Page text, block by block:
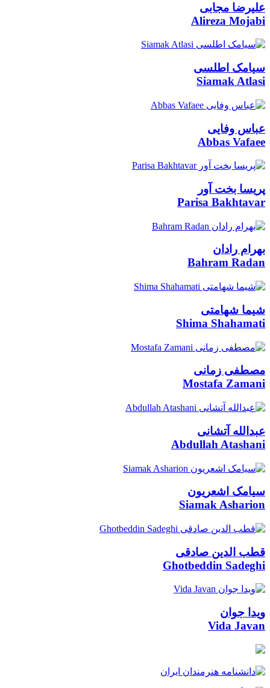
علیرضا مجابی
Alireza Mojabi
سیامک اطلسی
Siamak Atlasi
عباس وفایی
Abbas Vafaee
پریسا بخت آور
Parisa Bakhtavar
بهرام رادان
Bahram Radan
شیما شهامتی
Shima Shahamati
مصطفی زمانی
Mostafa Zamani
عبدالله آتشانی
Abdullah Atashani
سیامک اشعریون
Siamak Asharion
قطب الدین صادقی
Ghotbeddin Sadeghi
ویدا جوان
Vida Javan